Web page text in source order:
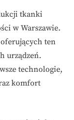
tkanki
w Warszawie.
ten
urządzeń.
technologie,
komfort